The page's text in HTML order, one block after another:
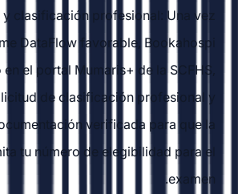
clasificación profesional: Una vez
DataFlow favorable, Bookahospi
el portal Mumaris+ de la SCFHS,
de clasificación profesional y
verificada para que la
tu número de elegibilidad para el
examen.